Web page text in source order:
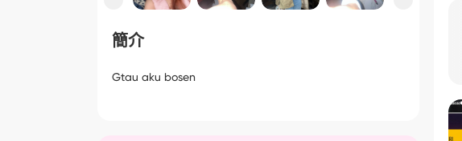
簡介
Gtau aku bosen